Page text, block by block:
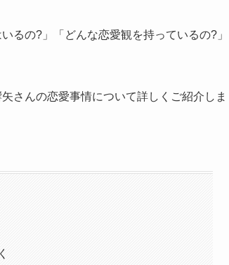
るの?」「どんな恋愛観を持っているの?」
さんの恋愛事情について詳しくご紹介しま